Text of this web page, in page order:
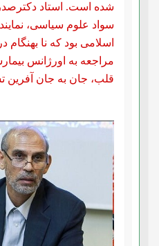
شده است. استاد
سواد علوم سیاسی،
مراجعه به اورژانس
قلب، جان به جان آفرین